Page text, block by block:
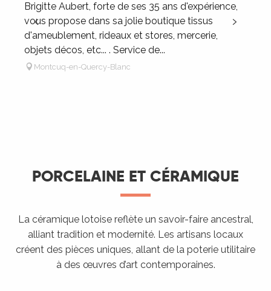
Brigitte Aubert, forte de ses 35 ans d'expérience,
vous propose dans sa jolie boutique tissus
d'ameublement, rideaux et stores, mercerie,
objets décos, etc... . Service de...
Montcuq-en-Quercy-Blanc
PORCELAINE ET CÉRAMIQUE
La céramique lotoise reflète un savoir-faire ancestral,
alliant tradition et modernité. Les artisans locaux
créent des pièces uniques, allant de la poterie utilitaire
à des œuvres d’art contemporaines.